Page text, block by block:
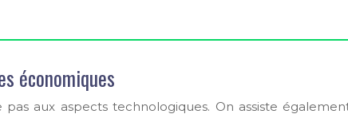
économiques
pas aux aspects technologiques. On assiste